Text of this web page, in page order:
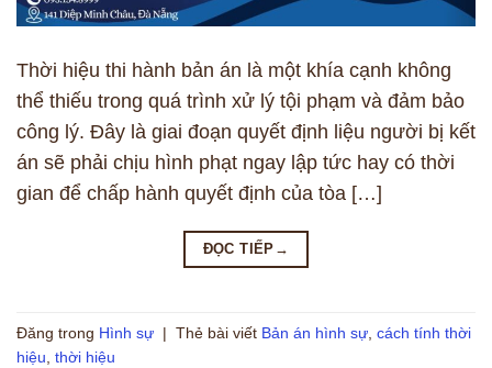
Thời hiệu thi hành bản án là một khía cạnh không
thể thiếu trong quá trình xử lý tội phạm và đảm bảo
công lý. Đây là giai đoạn quyết định liệu người bị kết
án sẽ phải chịu hình phạt ngay lập tức hay có thời
gian để chấp hành quyết định của tòa […]
ĐỌC TIẾP →
Đăng trong Hình sự | Thẻ bài viết Bản án hình sự cách tính thời
hiệu thời hiệu